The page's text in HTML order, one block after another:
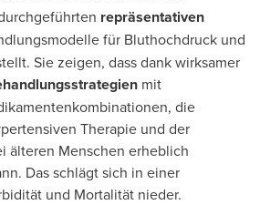
repräsentativen
für Bluthochdruck und
Sie zeigen, dass dank wirksamer
mit
die
Therapie und der
älteren Menschen erheblich
Das schlägt sich in einer
und Mortalität nieder.